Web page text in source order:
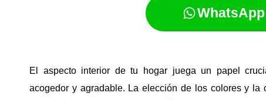
WhatsApp
El aspecto interior de tu hogar juega un papel
acogedor y agradable. La elección de los colores y la